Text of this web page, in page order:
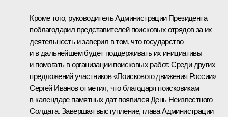
Кроме того, руководитель Администрации Президента
поблагодарил представителей поисковых отрядов за их
деятельность и заверил в том, что государство
и в дальнейшем будет поддерживать их инициативы
и помогать в организации поисковых работ. Среди других
предложений участников «Поискового движения России»
Сергей Иванов отметил, что благодаря поисковикам
в календаре памятных дат появился День Неизвестного
Солдата. Завершая выступление, глава Администрации